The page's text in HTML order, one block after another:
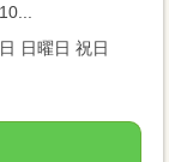
日曜日 祝日